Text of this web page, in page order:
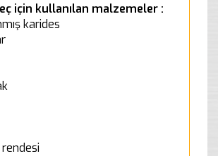
için kullanılan malzemeler :
karides